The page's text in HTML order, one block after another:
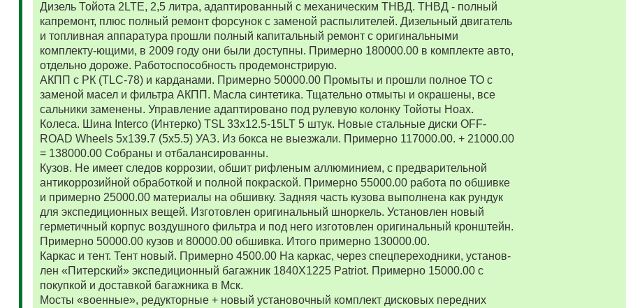
Дизель Тойота 2LTE, 2,5 литра, адаптированный с механическим ТНВД. ТНВД - полный
капремонт, плюс полный ремонт форсунок с заменой распылителей. Дизельный двигатель
и топливная аппаратура прошли полный капитальный ремонт с оригинальными
комплекту-ющими, в 2009 году они были доступны. Примерно 180000.00 в комплекте авто,
отдельно дороже. Работоспособность продемонстрирую.
АКПП с РК (TLC-78) и карданами. Примерно 50000.00 Промыты и прошли полное ТО с
заменой масел и фильтра АКПП. Масла синтетика. Тщательно отмыты и окрашены, все
сальники заменены. Управление адаптировано под рулевую колонку Тойоты Ноах.
Колеса. Шина Interco (Интерко) TSL 33x12.5-15LT 5 штук. Новые стальные диски OFF-
ROAD Wheels 5x139.7 (5x5.5) УАЗ. Из бокса не выезжали. Примерно 117000.00. + 21000.00
= 138000.00 Собраны и отбалансированны.
Кузов. Не имеет следов коррозии, обшит рифленым аллюминием, с предварительной
антикоррозийной обработкой и полной покраской. Примерно 55000.00 работа по обшивке
и примерно 25000.00 материалы на обшивку. Задняя часть кузова выполнена как рундук
для экспедиционных вещей. Изготовлен оригинальный шноркель. Установлен новый
герметичный корпус воздушного фильтра и под него изготовлен оригинальный кронштейн.
Примерно 50000.00 кузов и 80000.00 обшивка. Итого примерно 130000.00.
Каркас и тент. Тент новый. Примерно 4500.00 На каркас, через спецпереходники, установ-
лен «Питерский» экспедиционный багажник 1840Х1225 Patriot. Примерно 15000.00 с
покупкой и доставкой багажника в Мск.
Мосты «военные», редукторные + новый установочный комплект дисковых передних